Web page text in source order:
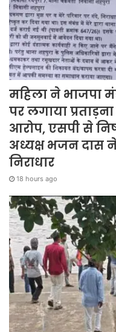
महिला ने भाजपा
पर लगाया
आरोप, एसपी से
अध्यक्ष भजन दास
निराधार
18 hours ago